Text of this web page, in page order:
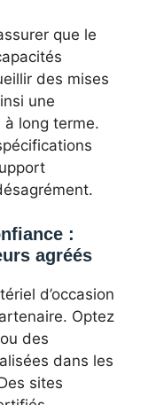
que le
des mises
une
long terme.
:
agréés
d’occasion
Optez
des
dans les
sites